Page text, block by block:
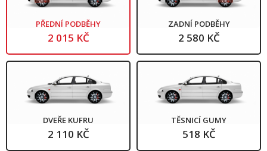
PŘEDNÍ PODBĚHY
2 015 KČ
ZADNÍ PODBĚHY
2 580 KČ
DVEŘE KUFRU
2 110 KČ
TĚSNICÍ GUMY
518 KČ